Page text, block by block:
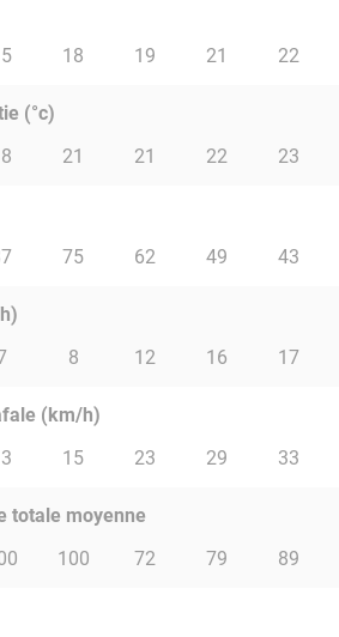
18 19 21 22
(°c)
21 21 22 23
75 62 49 43
8 12 16 17
(km/h)
15 23 29 33
totale moyenne
100 72 79 89